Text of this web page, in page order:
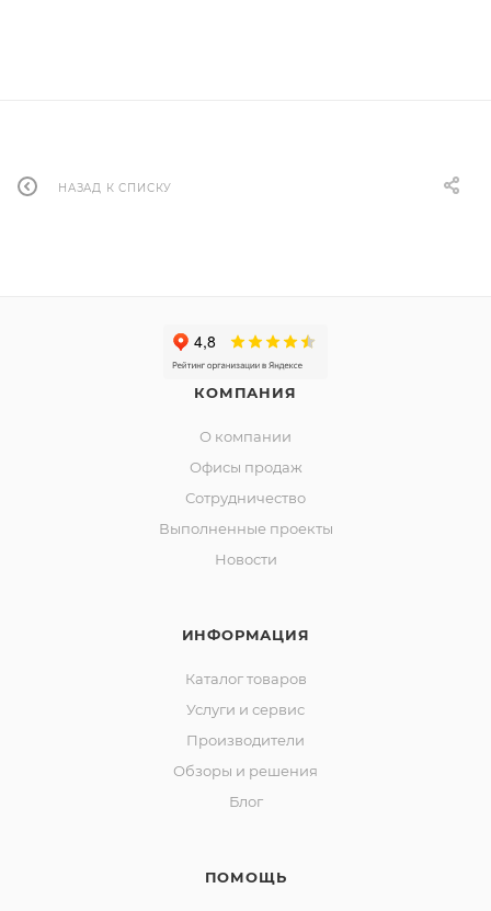
НАЗАД К СПИСКУ
КОМПАНИЯ
О компании
Офисы продаж
Сотрудничество
Выполненные проекты
Новости
ИНФОРМАЦИЯ
Каталог товаров
Услуги и сервис
Производители
Обзоры и решения
Блог
ПОМОЩЬ